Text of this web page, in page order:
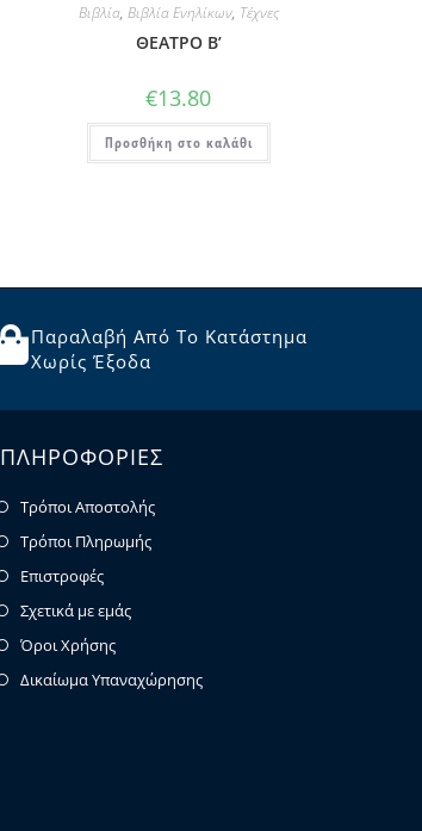
Βιβλία, Βιβλία Ενηλίκων, Τέχνες
ΘΕΑΤΡΟ Β’
€13.80
Προσθήκη στο καλάθι
Παραλαβή Από Το Κατάστημα
Χωρίς Έξοδα
ΠΛΗΡΟΦΟΡΙΕΣ
Τρόποι Αποστολής
Τρόποι Πληρωμής
Επιστροφές
Σχετικά με εμάς
Όροι Χρήσης
Δικαίωμα Υπαναχώρησης